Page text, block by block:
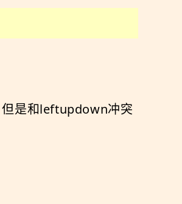
是和leftupdown冲突